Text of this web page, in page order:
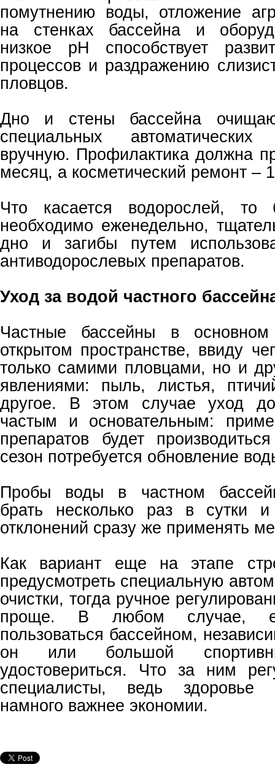
помутнению воды, отложение
на стенках бассейна и
низкое рН способствует
процессов и раздражению
пловцов.
Дно и стены бассейна
специальных
вручную. Профилактика должна
месяц, а косметический ремонт –
Что касается водорослей, то
необходимо еженедельно,
дно и загибы путем
антиводорослевых препаратов.
Уход за водой частного
Частные бассейны в
открытом пространстве, ввиду
только самими пловцами, но и
явлениями: пыль, листья,
другое. В этом случае уход
частым и основательным:
препаратов будет
сезон потребуется обновление
Пробы воды в частном
брать несколько раз в сутки
отклонений сразу же применять
Как вариант еще на этапе
предусмотреть специальную
очистки, тогда ручное
проще. В любом случае,
пользоваться бассейном,
он или большой
удостовериться. Что за ним
специалисты, ведь здоровье
намного важнее экономии.